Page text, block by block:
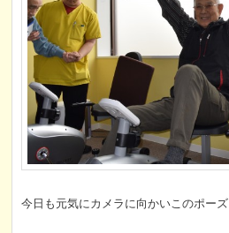
今日も元気にカメラに向かいこのポーズ